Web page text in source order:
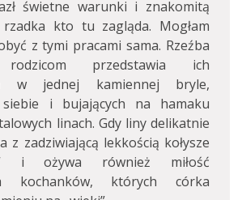
świetne warunki i znakomitą
kto tu zagląda. Mogłam
z tymi pracami sama. Rzeźba
rodzicom przedstawia ich
w jednej kamiennej bryle,
i bujających na hamaku
linach. Gdy liny delikatnie
z zadziwiającą lekkością kołysze
i ożywa również miłość
kochanków, których córka